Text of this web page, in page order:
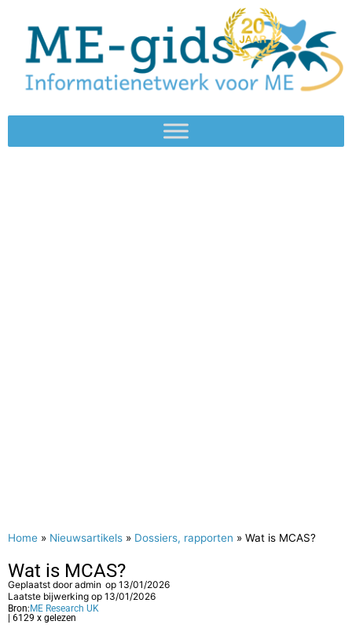
Home » Nieuwsartikels » Dossiers, rapporten » Wat is MCAS?
Wat is MCAS?
Geplaatst dooradmin op 13/01/2026
Laatste bijwerking op 13/01/2026
Bron: ME Research UK
| 6129 x gelezen